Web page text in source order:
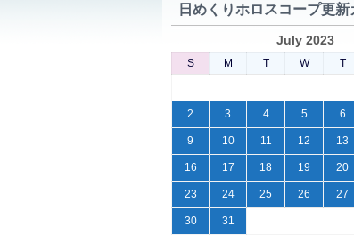
日めくりホロスコープ更
July 2023
S M T W T
2 3 4 5 6
9 10 11 12 13
16 17 18 19 20
23 24 25 26 27
30
31